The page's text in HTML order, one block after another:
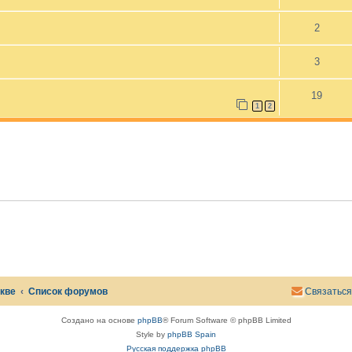
2
3
1 2
19
Список форумов
Создано на основе phpBB® Forum Software © phpBB Limited
Style by phpBB Spain
Русская поддержка phpBB